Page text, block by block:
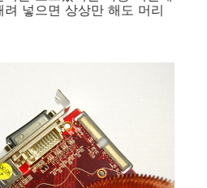
넣으면 상상만 해도 머리